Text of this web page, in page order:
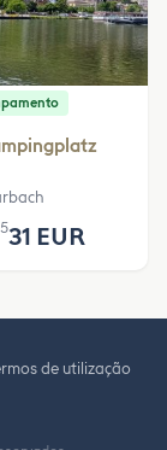
531 EUR
de utilização